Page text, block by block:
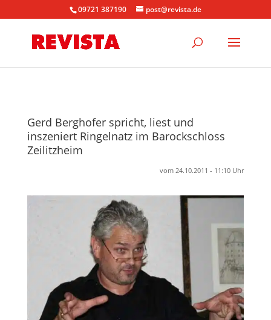
09721 387190 post@revista.de
Gerd Berghofer spricht, liest und
inszeniert Ringelnatz im Barockschloss
Zeilitzheim
vom 24.10.2011 - 11:10 Uhr